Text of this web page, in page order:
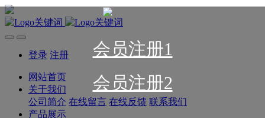
会员注册1
会员注册2
登录 注册
网站首页
关于我们
公司简介 在线留言 在线反馈 联系我们
产品展示